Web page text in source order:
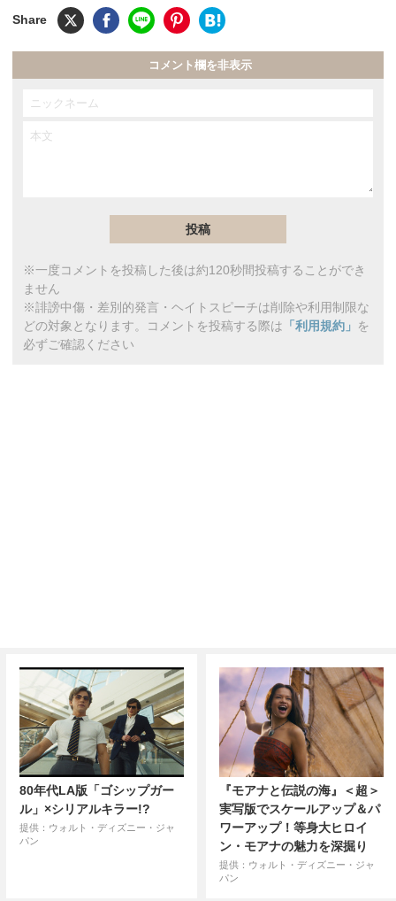
コメント欄を非表示
※一度コメントを投稿した後は約120秒間投稿することができ
ません
※誹謗中傷・差別的発言・ヘイトスピーチは削除や利用制限な
どの対象となります。コメントを投稿する際は 「利用規約」 を
必ずご確認ください
80年代LA版「ゴシップガー
ル」×シリアルキラー!?
提供：ウォルト・ディズニー・ジャ
パン
『モアナと伝説の海』＜超＞
実写版でスケールアップ＆パ
ワーアップ！等身大ヒロイ
ン・モアナの魅力を深掘り
提供：ウォルト・ディズニー・ジャ
パン